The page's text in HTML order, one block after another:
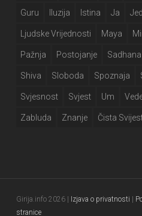
Guru Iluzija Istina Ja
Ljudske Vrijednosti Maya
Pažnja Postojanje Sadhana
Shiva Sloboda Spoznaja
Svjesnost Svjest Um
Zabluda Znanje Čista
Girija.info 2026 | Izjava o privatnosti
stranice